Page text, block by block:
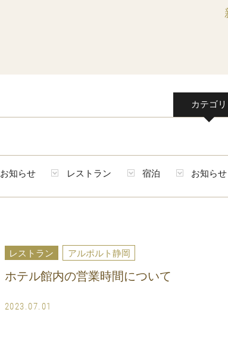
カテゴリ
お知らせ レストラン 宿泊 お知らせ
レストラン アルポルト静岡
ホテル館内の営業時間について
2023.07.01